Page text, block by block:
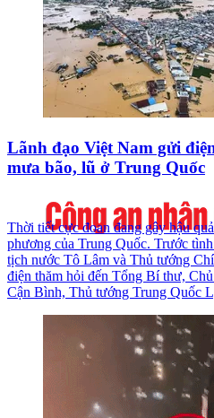
Lãnh đạo Việt Nam gửi
mưa bão, lũ ở Trung Quốc
Thời tiết cực đoan đang gây hậu
phương của Trung Quốc. Trước
tịch nước Tô Lâm và Thủ tướng
điện thăm hỏi đến Tổng Bí thư,
Cận Bình, Thủ tướng Trung Quốc